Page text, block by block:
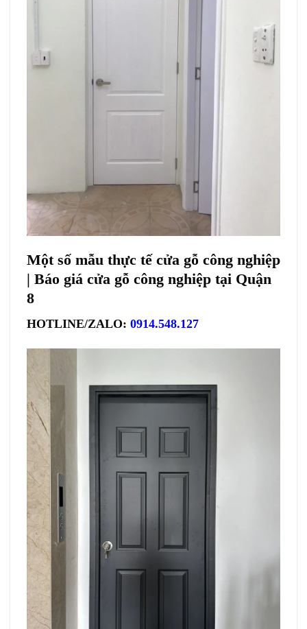
Một số mẫu thực tế cửa gỗ công nghiệp
| Báo giá cửa gỗ công nghiệp tại Quận
8
HOTLINE/ZALO: 0914.548.127